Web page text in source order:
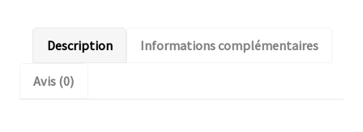
Description Informations complémentaires
Avis (0)